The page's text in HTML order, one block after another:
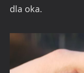
dla oka.